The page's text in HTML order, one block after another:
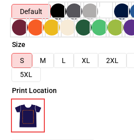
Default
Size
S
M L XL 2XL
5XL
Print Location